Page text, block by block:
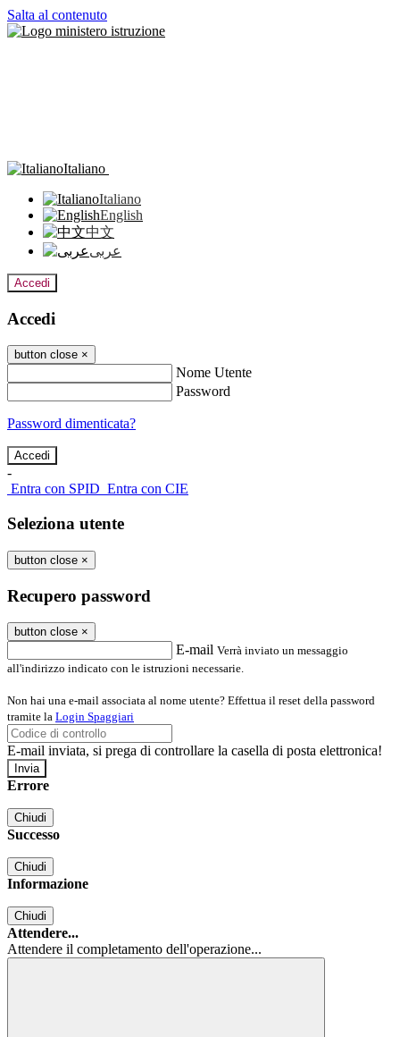
Salta al contenuto
Italiano
Italiano
English
中文
عربى
Accedi
Accedi
button close ×
Nome Utente
Password
Password dimenticata?
-
Entra con SPID Entra con CIE
Seleziona utente
button close ×
Recupero password
button close ×
E-mail Verrà inviato un messaggio
all'indirizzo indicato con le istruzioni necessarie.
Non hai una e-mail associata al nome utente? Effettua il reset della password
tramite la Login Spaggiari
E-mail inviata, si prega di controllare la casella di posta elettronica!
Errore
Chiudi
Successo
Chiudi
Informazione
Chiudi
Attendere...
Attendere il completamento dell'operazione...